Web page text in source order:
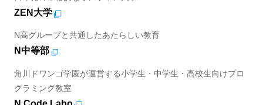
ZEN大学
N高グループと共通したあたらしい教育
N中等部
角川ドワンゴ学園が運営する小学生・中学生・高校生向けプロ
グラミング教室